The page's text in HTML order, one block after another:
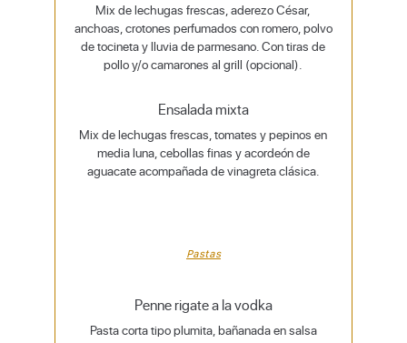
Mix de lechugas frescas, aderezo César,
anchoas, crotones perfumados con romero, polvo
de tocineta y lluvia de parmesano. Con tiras de
pollo y/o camarones al grill (opcional).
Ensalada mixta
Mix de lechugas frescas, tomates y pepinos en
media luna, cebollas finas y acordeón de
aguacate acompañada de vinagreta clásica.
Pastas
Penne rigate a la vodka
Pasta corta tipo plumita, bañanada en salsa